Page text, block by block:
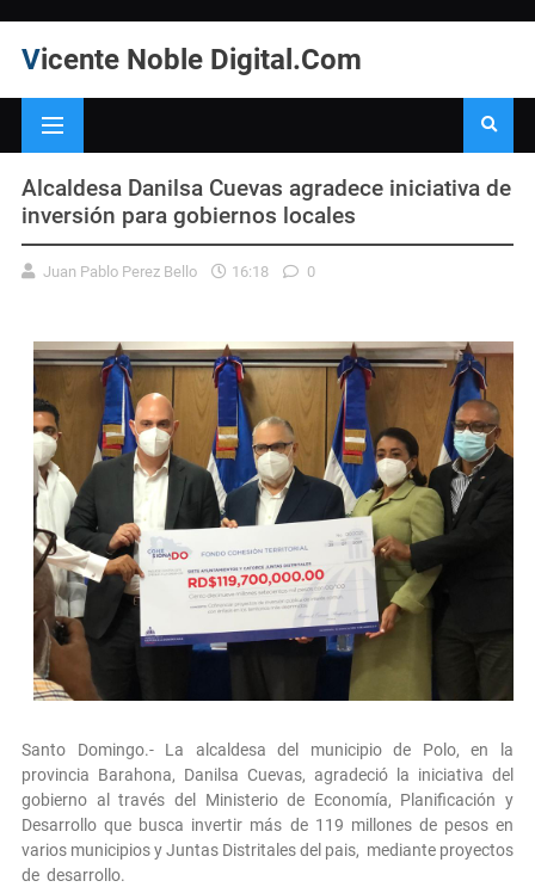
Vicente Noble Digital.Com
Alcaldesa Danilsa Cuevas agradece iniciativa de
inversión para gobiernos locales
Juan Pablo Perez Bello 16:18 0
Santo Domingo.- La alcaldesa del municipio de Polo, en la
provincia Barahona, Danilsa Cuevas, agradeció la iniciativa del
gobierno al través del Ministerio de Economía, Planificación y
Desarrollo que busca invertir más de 119 millones de pesos en
varios municipios y Juntas Distritales del pais, mediante proyectos
de desarrollo.